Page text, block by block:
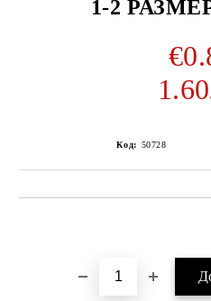
1-2
Код: 50728